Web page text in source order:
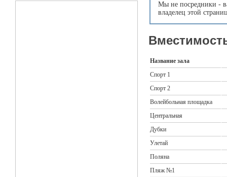
Мы не посредники -
владелец этой
Название зала
Спорт 1
Спорт 2
Волейбольная площадка
Центральная
Дубки
Улетай
Поляна
Пляж №1